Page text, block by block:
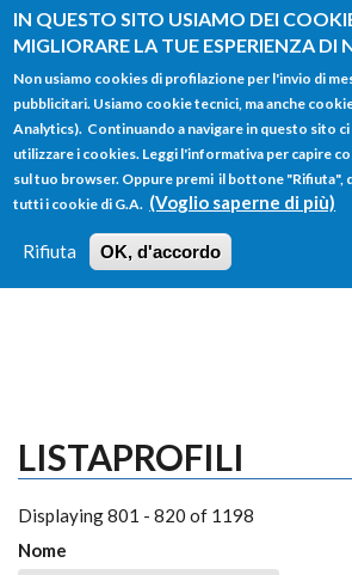
IN QUESTO SITO USIAMO DEI
MIGLIORARE LA TUE ESPERIENZA DI
Non usiamo cookies di profilazione per l'invio di
pubblicitari. Usiamo cookie tecnici, ma anche
Analytics). Continuando a navigare in questo sito
utilizzare i cookies. Leggi l'informativa per capire
sul tuo browser. Oppure premi il bottone "Rifiuta",
tutti i cookie di G.A. (Voglio saperne di più)
Rifiuta OK, d'accordo
Salta al contenuto principale
FORM
DI
RICERCA
Main menu
HOME TUTTI I PROFILI
LOGIN
LISTAPROFILI
Displaying 801 - 820 of 1198
Nome